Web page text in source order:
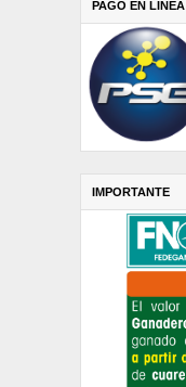
PAGO EN LINEA
IMPORTANTE